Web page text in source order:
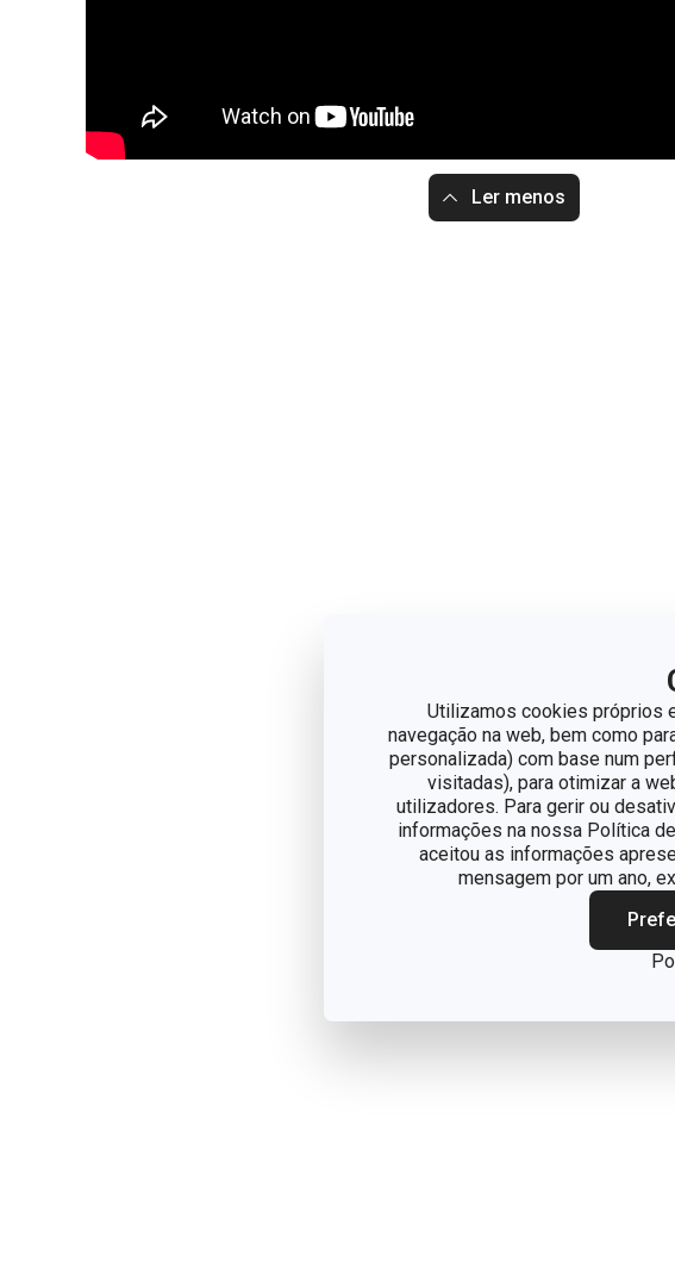
Utilizamos cookies próprios
navegação na web, bem como
personalizada) com base num
visitadas), para otimizar a
utilizadores. Para gerir ou
informações na nossa Política
aceitou as informações
mensagem por um ano,
Ler menos